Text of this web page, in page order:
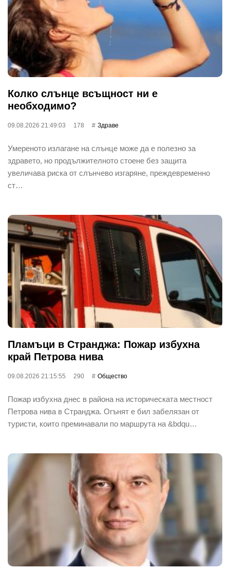
Колко слънце всъщност ни е
необходимо?
09.08.2026 21:49:03 178 Здраве
Умереното излагане на слънце може да е полезно за
здравето, но продължителното стоене без защита
увеличава риска от слънчево изгаряне, преждевременно
ст…
Пламъци в Странджа: Пожар избухна
край Петрова нива
09.08.2026 21:15:55 290 Общество
Пожар избухна днес в района на историческата местност
Петрова нива в Странджа. Огънят е бил забелязан от
туристи, които преминавали по маршрута на &bdqu…